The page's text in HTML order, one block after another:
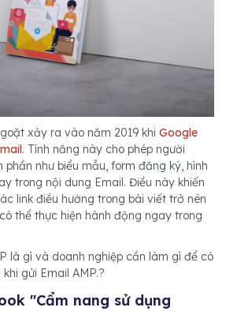
xảy ra vào năm 2019 khi Google
. Tính năng này cho phép người
như biểu mẫu, form đăng ký, hình
trong nội dung Email. Điều này khiến
link điều hướng trong bài viết trở nên
thể thực hiện hành động ngay trong
là gì và doanh nghiệp cần làm gì để có
gửi Email AMP.?
"Cẩm nang sử dụng